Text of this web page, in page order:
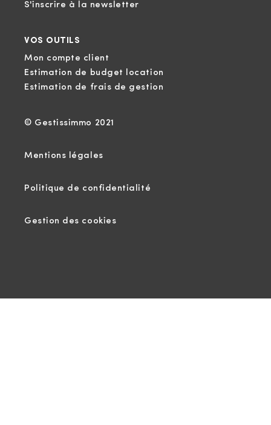
S'inscrire à la newsletter
VOS OUTILS
Mon compte client
Estimation de budget location
Estimation de frais de gestion
© Gestissimmo 2021
Mentions légales
Politique de confidentialité
Gestion des cookies